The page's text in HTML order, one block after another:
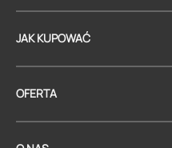
JAK KUPOWAĆ
OFERTA